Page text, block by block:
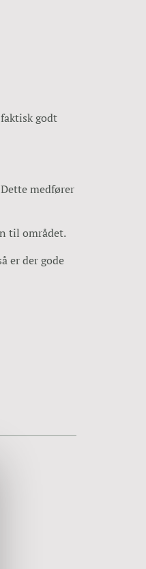
godt
medfører
til området.
er der gode